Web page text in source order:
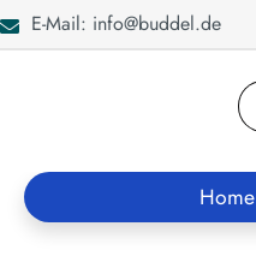
Zur Suche springen
E-Mail: info@buddel.de
Home